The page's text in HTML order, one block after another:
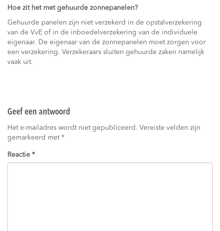
Hoe zit het met gehuurde zonnepanelen?
Gehuurde panelen zijn niet verzekerd in de opstalverzekering
van de VvE of in de inboedelverzekering van de individuele
eigenaar. De eigenaar van de zonnepanelen moet zorgen voor
een verzekering. Verzekeraars sluiten gehuurde zaken namelijk
vaak uit.
Geef een antwoord
Het e-mailadres wordt niet gepubliceerd. Vereiste velden zijn
gemarkeerd met *
Reactie *